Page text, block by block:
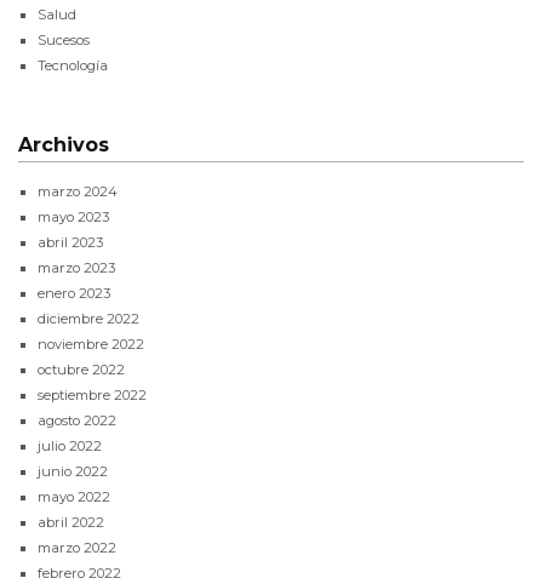
Salud
Sucesos
Tecnología
Archivos
marzo 2024
mayo 2023
abril 2023
marzo 2023
enero 2023
diciembre 2022
noviembre 2022
octubre 2022
septiembre 2022
agosto 2022
julio 2022
junio 2022
mayo 2022
abril 2022
marzo 2022
febrero 2022